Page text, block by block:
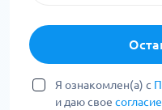
Я ознакомлен(а) с
и даю свое